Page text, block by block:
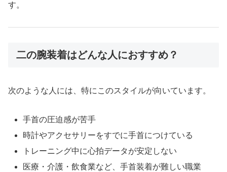
す。
二の腕装着はどんな人におすすめ？
次のような人には、特にこのスタイルが向いています。
手首の圧迫感が苦手
時計やアクセサリーをすでに手首につけている
トレーニング中に心拍データが安定しない
医療・介護・飲食業など、手首装着が難しい職業